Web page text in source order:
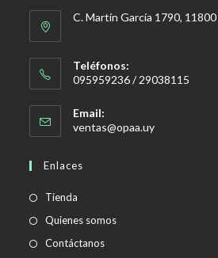
C. Martín García 1790,
Teléfonos:
095959236 / 29038115
Email:
ventas@opaa.uySe
Enlaces
Tienda
Quienes somos
Contáctanos